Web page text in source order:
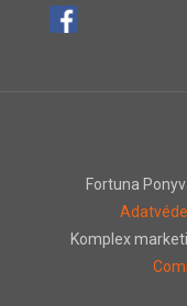
Fortuna
Komplex